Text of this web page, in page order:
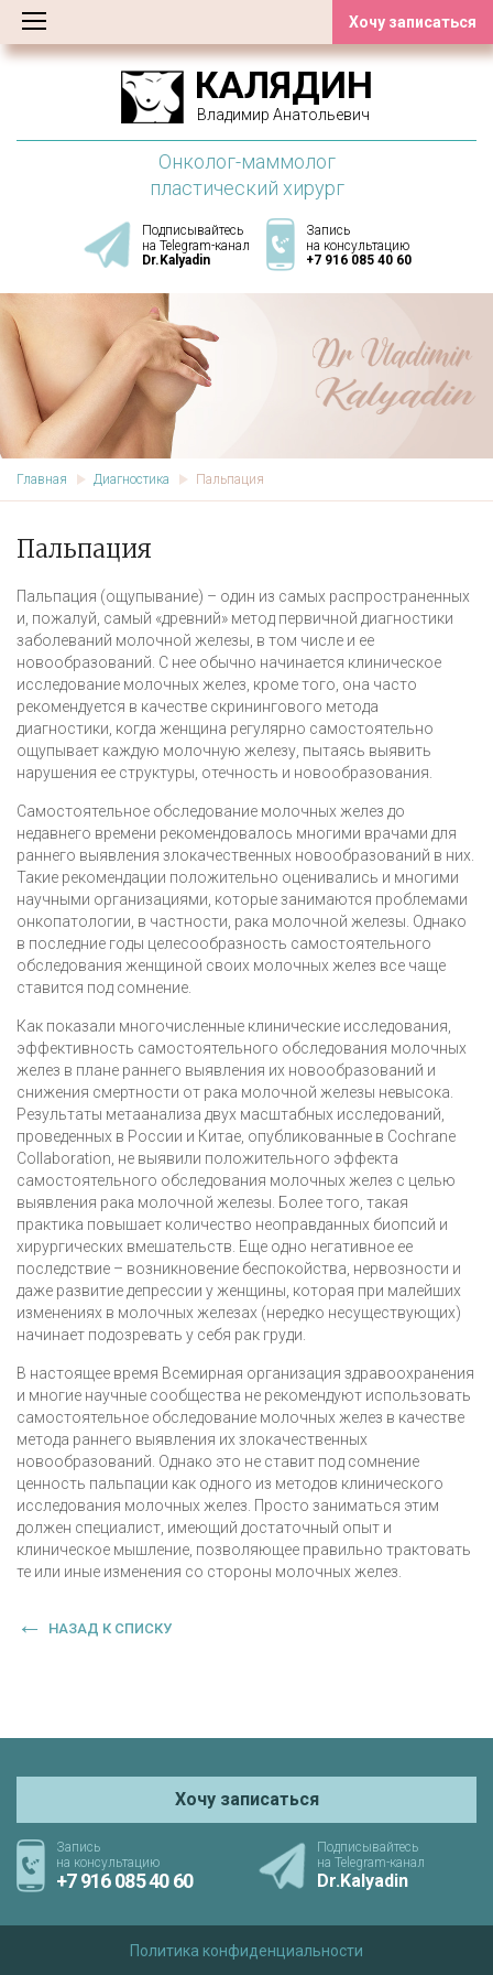
КАЛЯДИН
Владимир Анатольевич
Онколог-маммолог
пластический хирург
Подписывайтесь
на Telegram-канал
Dr.Kalyadin
Запись
на консультацию
+7 916 085 40 60
Хочу записаться
Главная Диагностика Пальпация
Пальпация
Пальпация (ощупывание) – один из самых распространенных
и, пожалуй, самый «древний» метод первичной диагностики
заболеваний молочной железы, в том числе и ее
новообразований. С нее обычно начинается клиническое
исследование молочных желез, кроме того, она часто
рекомендуется в качестве скринингового метода
диагностики, когда женщина регулярно самостоятельно
ощупывает каждую молочную железу, пытаясь выявить
нарушения ее структуры, отечность и новообразования.
Самостоятельное обследование молочных желез до
недавнего времени рекомендовалось многими врачами для
раннего выявления злокачественных новообразований в них.
Такие рекомендации положительно оценивались и многими
научными организациями, которые занимаются проблемами
онкопатологии, в частности, рака молочной железы. Однако
в последние годы целесообразность самостоятельного
обследования женщиной своих молочных желез все чаще
ставится под сомнение.
Как показали многочисленные клинические исследования,
эффективность самостоятельного обследования молочных
желез в плане раннего выявления их новообразований и
снижения смертности от рака молочной железы невысока.
Результаты метаанализа двух масштабных исследований,
проведенных в России и Китае, опубликованные в Cochrane
Collaboration, не выявили положительного эффекта
самостоятельного обследования молочных желез с целью
выявления рака молочной железы. Более того, такая
практика повышает количество неоправданных биопсий и
хирургических вмешательств. Еще одно негативное ее
последствие – возникновение беспокойства, нервозности и
даже развитие депрессии у женщины, которая при малейших
изменениях в молочных железах (нередко несуществующих)
начинает подозревать у себя рак груди.
В настоящее время Всемирная организация здравоохранения
и многие научные сообщества не рекомендуют использовать
самостоятельное обследование молочных желез в качестве
метода раннего выявления их злокачественных
новообразований. Однако это не ставит под сомнение
ценность пальпации как одного из методов клинического
исследования молочных желез. Просто заниматься этим
должен специалист, имеющий достаточный опыт и
клиническое мышление, позволяющее правильно трактовать
те или иные изменения со стороны молочных желез.
НАЗАД К СПИСКУ
Хочу записаться
Запись
на консультацию
+7 916 085 40 60
Подписывайтесь
на Telegram-канал
Dr.Kalyadin
Политика конфиденциальности